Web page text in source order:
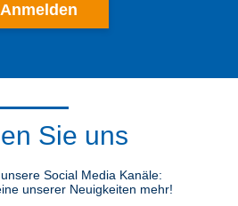
Anmelden
Sie uns
Social Media Kanäle:
unserer Neuigkeiten mehr!